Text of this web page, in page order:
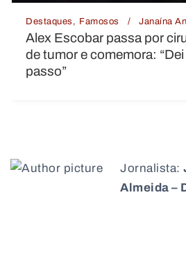
Destaques Famosos Janaína
Alex Escobar passa por
de tumor e comemora:
passo”
Jornalista:
Almeida –